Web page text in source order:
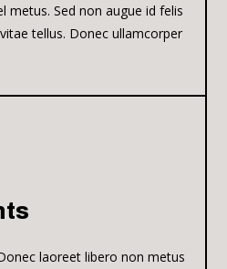
metus. Sed non augue id felis
tellus. Donec ullamcorper
laoreet libero non metus